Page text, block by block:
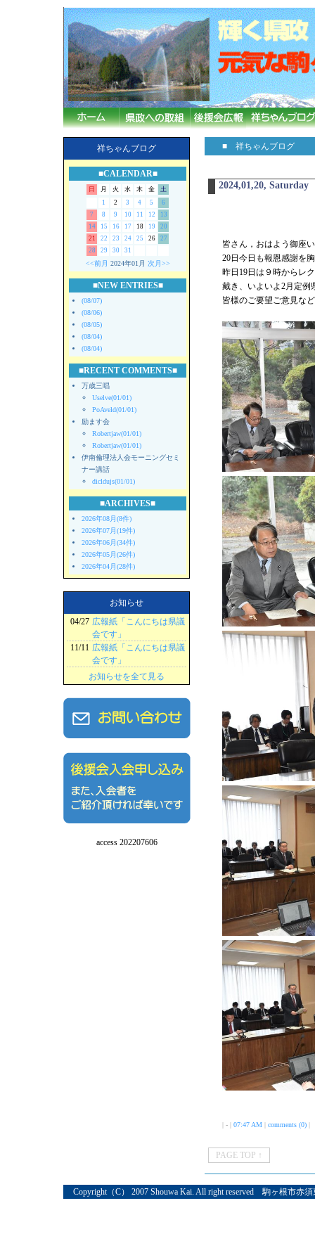
祥ちゃんブログ
■CALENDAR■
日 月 火 水 木 金
土
1
2 3 4 5
6
7
8 9 10 11 12
13
14
15 16 17 18 19
20
21
22 23 24 25 26
27
28
29 30 31
<<前月 2024年01月 次月>>
■NEW ENTRIES■
(08/07)
(08/06)
(08/05)
(08/04)
(08/04)
■RECENT COMMENTS■
万歳三唱
Uselve(01/01)
PoAveld(01/01)
励ます会
Robertjaw(01/01)
Robertjaw(01/01)
伊南倫理法人会モーニングセミ
ナー講話
dicldujs(01/01)
■ARCHIVES■
2026年08月(8件)
2026年07月(19件)
2026年06月(34件)
2026年05月(26件)
2026年04月(28件)
お知らせ
04/27 広報紙「こんにちは県議
会です」
11/11 広報紙「こんにちは県議
会です」
お知らせを全て見る
access 202207606
■ 祥ちゃんブログ
2024,01,20, Saturday
皆さん，おはよう御座
20日今日も報恩感謝を
昨日19日は９時からレ
戴き、いよいよ2月定例
皆様のご要望ご意見な
| - | 07:47 AM| comments (0)|
PAGE TOP ↑
Copyright（C） 2007 Shouwa Kai. All right reserved 駒ヶ根市